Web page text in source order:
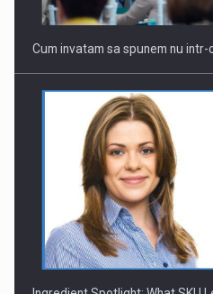
Cum invatam sa spunem nu